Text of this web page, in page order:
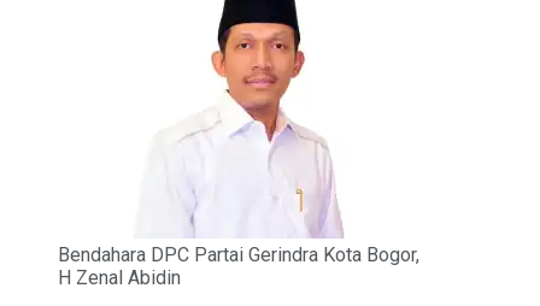
Bendahara DPC Partai Gerindra Kota Bogor,
H Zenal Abidin